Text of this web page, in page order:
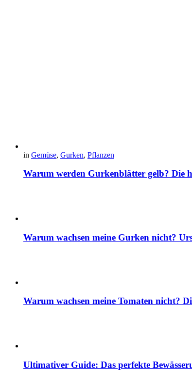
in Gemüse, Gurken, Pflanzen
Warum werden Gurkenblätter gelb? Die
Warum wachsen meine Gurken nicht?
Warum wachsen meine Tomaten nicht?
Ultimativer Guide: Das perfekte